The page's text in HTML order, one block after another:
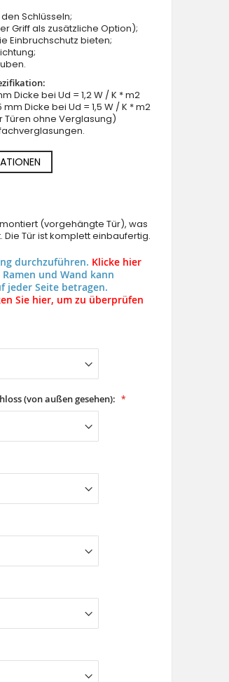
Schlüsseln;
Griff als zusätzliche Option);
Einbruchschutz bieten;
Dicke bei Ud = 1,2 W / K * m2
Dicke bei Ud = 1,5 W / K * m2
Türen ohne Verglasung)
(vorgehängte Tür), was
Tür ist komplett einbaufertig.
durchzuführen. Klicke hier
und Wand kann
jeder Seite betragen.
Sie hier, um zu überprüfen
(von außen gesehen):